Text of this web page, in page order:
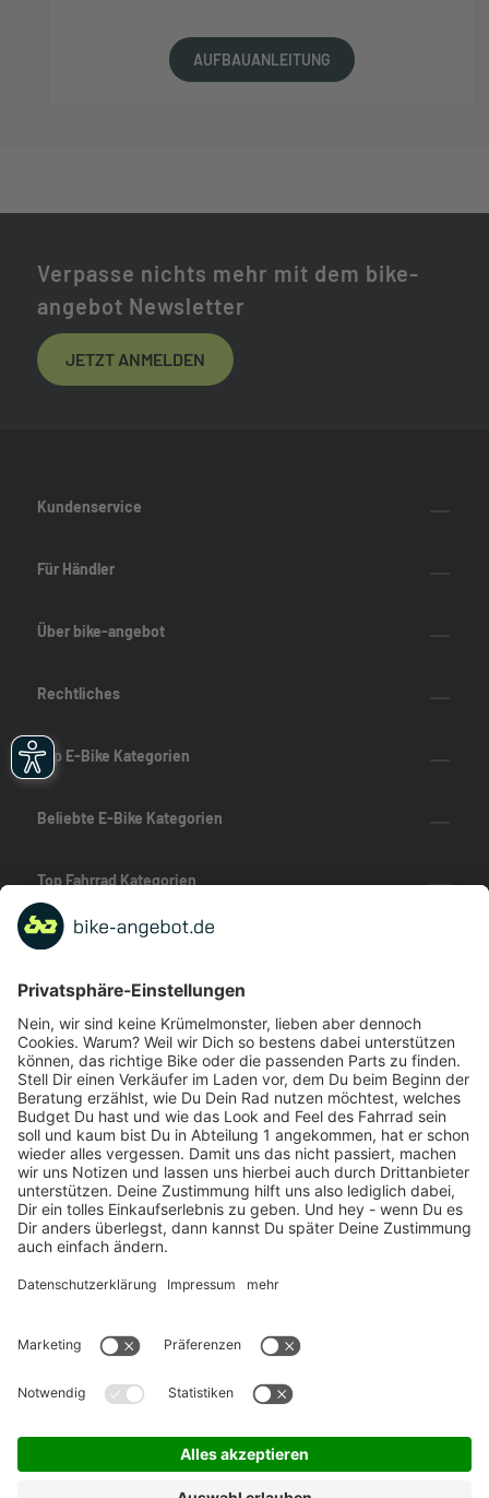
AUFBAUANLEITUNG
Verpasse nichts mehr mit dem bike-
angebot Newsletter
JETZT ANMELDEN
Kundenservice
Für Händler
Über bike-angebot
Rechtliches
Top E-Bike Kategorien
Beliebte E-Bike Kategorien
Top Fahrrad Kategorien
Beliebte Fahrrad-Kategorien
Marken-Highlights
TOP-Marken
ZAHLUNGSARTEN / RATENKAUF
FÜR ARBEITGEBER & ARBEITNEHMER